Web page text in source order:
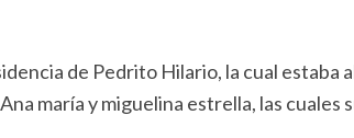
de Pedrito Hilario, la cual estaba
maría y miguelina estrella, las